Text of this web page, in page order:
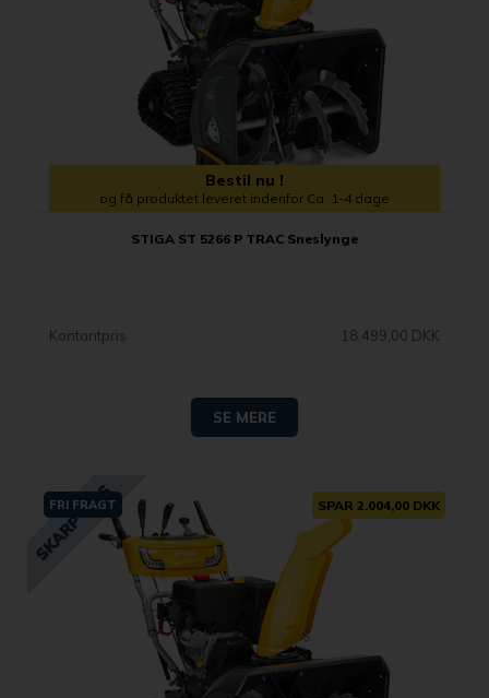
Bestil nu !
og få produktet leveret indenfor Ca. 1-4 dage
STIGA ST 5266 P TRAC Sneslynge
Kontantpris 18.499,00 DKK
SE MERE
FRI FRAGT SPAR 2.004,00 DKK